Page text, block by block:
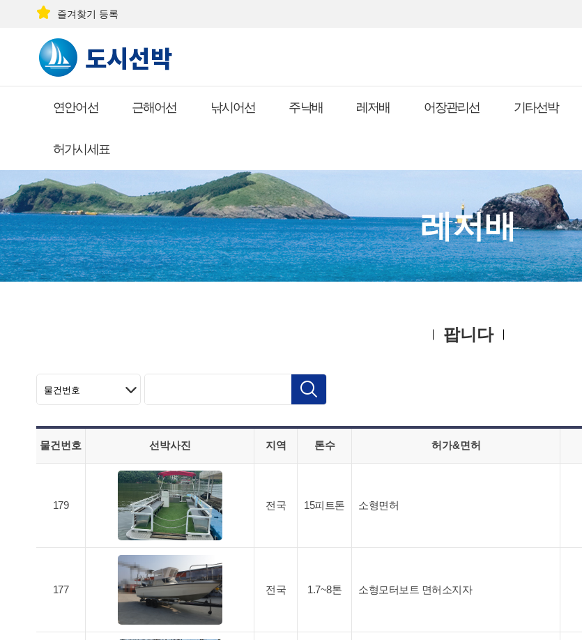
즐겨찾기 등록
연안어선 근해어선 낚시어선 주낙배 레저배 어장관리선 기타선박
허가시세표
레저배
팝니다
물건번호 선박사진 지역 톤수 허가&면허
179 전국 15피트톤 소형면허
177 전국 1.7~8톤 소형모터보트 면허소지자